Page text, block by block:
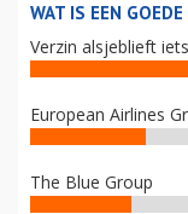
WAT IS EEN
Verzin alsjeblieft
European Airlines
The Blue Group